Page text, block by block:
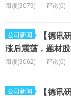
阅读(3079)
评论(0)
公司新闻
【德讯
涨后震荡，题材
阅读(3062)
评论(0)
公司新闻
【德讯